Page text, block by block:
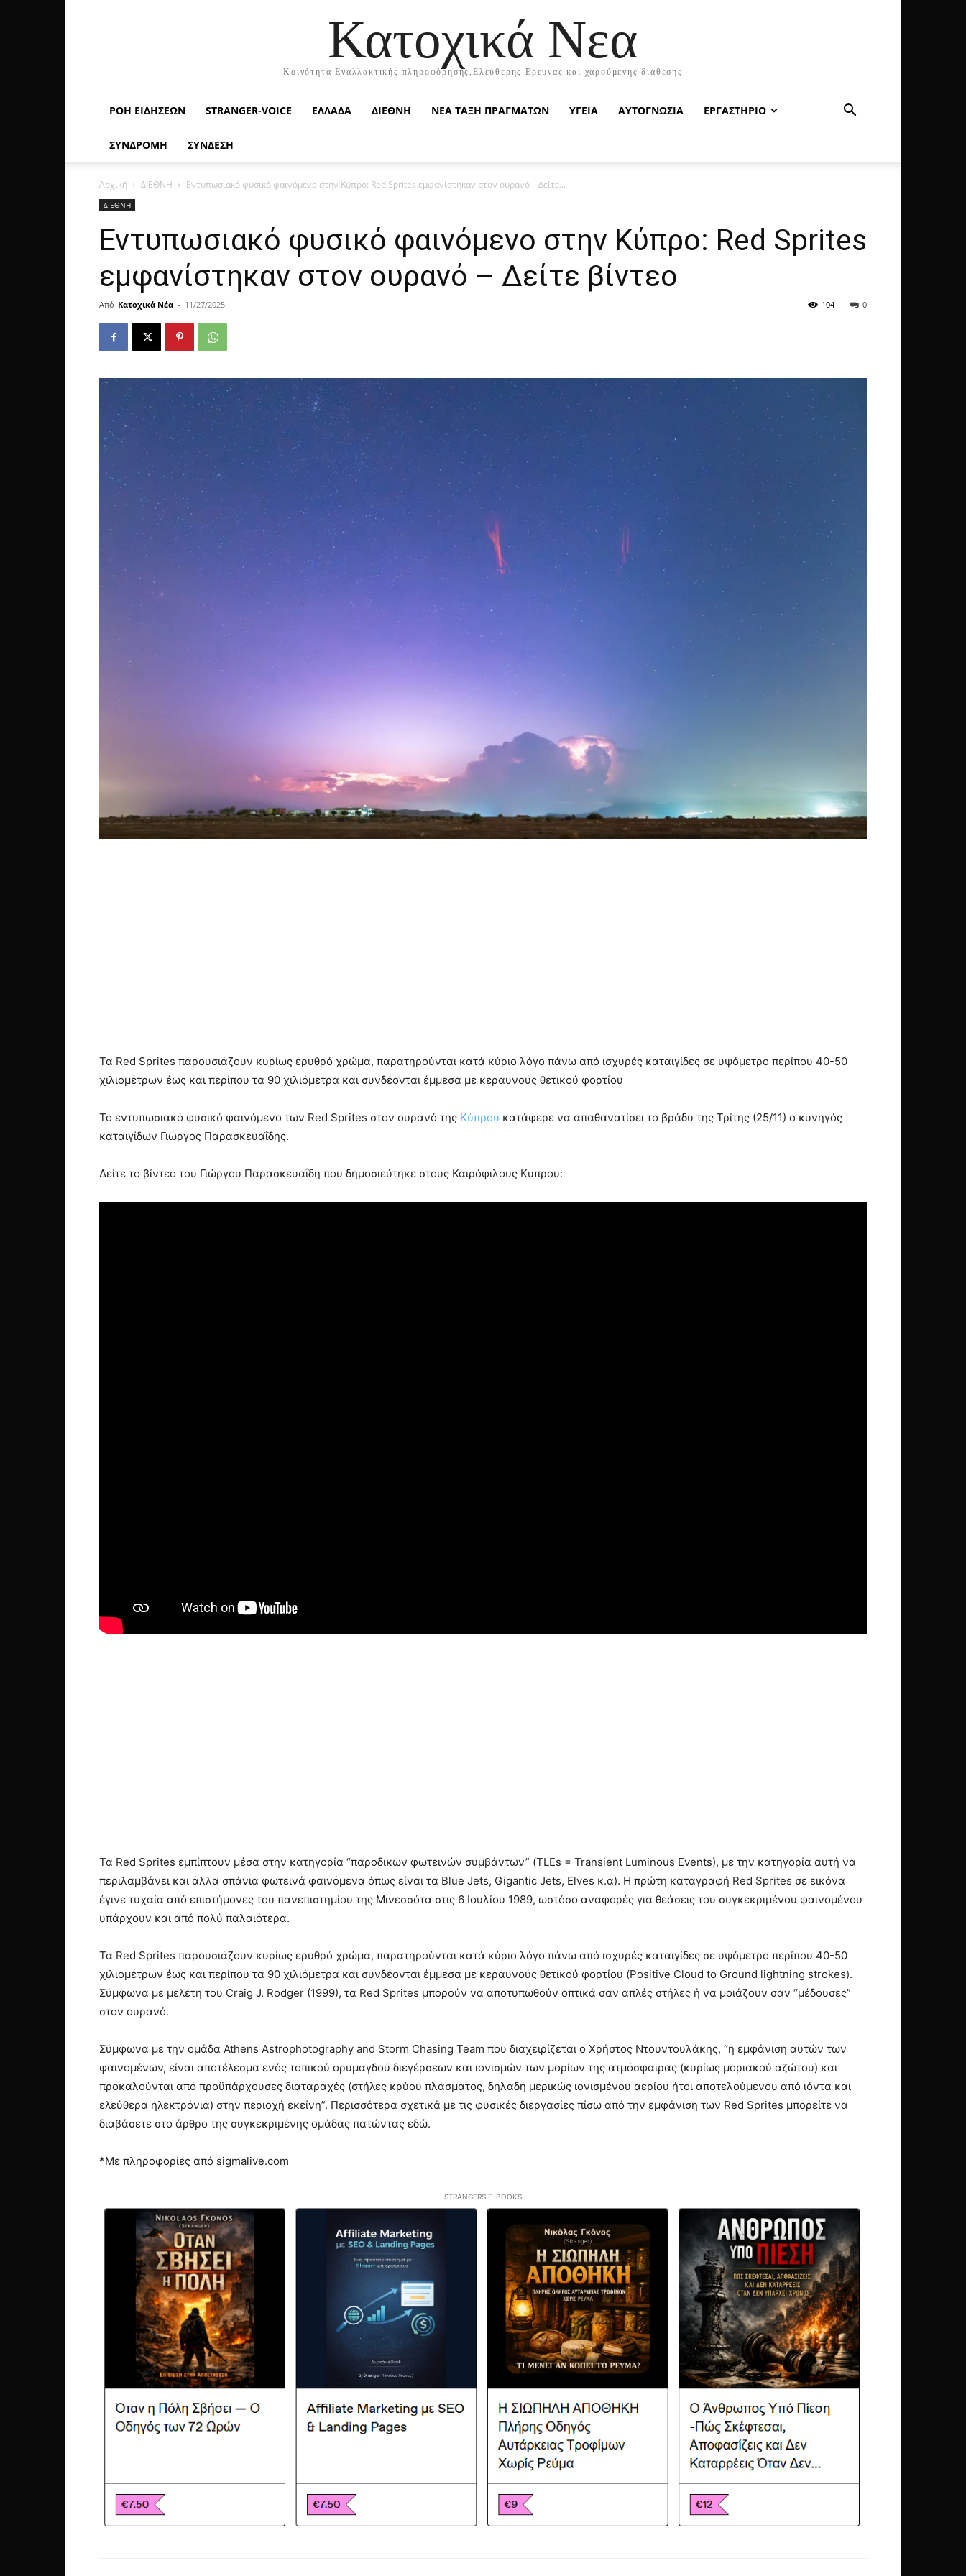
Κατοχικά Νεα
Κοινότητα Εναλλακτικής πληροφόρησης,Ελεύθερης Ερευνας και χαρούμενης διάθεσης
ΡΟΉ ΕΙΔΉΣΕΩΝ STRANGER-VOICE ΕΛΛΑΔΑ ΔΙΕΘΝΗ ΝΕΑ ΤΑΞΗ ΠΡΑΓΜΑΤΩΝ ΥΓΕΙΑ ΑΥΤΟΓΝΩΣΙΑ ΕΡΓΑΣΤΗΡΙΟ
ΣΥΝΔΡΟΜΗ ΣΥΝΔΕΣΗ
Αρχική ΔΙΕΘΝΗ Εντυπωσιακό φυσικό φαινόμενο στην Κύπρο: Red Sprites εμφανίστηκαν στον ουρανό – Δείτε...
ΔΙΕΘΝΗ
Εντυπωσιακό φυσικό φαινόμενο στην Κύπρο: Red Sprites
εμφανίστηκαν στον ουρανό – Δείτε βίντεο
Από Κατοχικά Νέα - 11/27/2025 0
104
Τα Red Sprites παρουσιάζουν κυρίως ερυθρό χρώμα, παρατηρούνται κατά κύριο λόγο πάνω από ισχυρές καταιγίδες σε υψόμετρο περίπου 40-50
χιλιομέτρων έως και περίπου τα 90 χιλιόμετρα και συνδέονται έμμεσα με κεραυνούς θετικού φορτίου
Το εντυπωσιακό φυσικό φαινόμενο των Red Sprites στον ουρανό της Κύπρου κατάφερε να απαθανατίσει το βράδυ της Τρίτης (25/11) ο κυνηγός
καταιγίδων Γιώργος Παρασκευαΐδης.
Δείτε το βίντεο του Γιώργου Παρασκευαΐδη που δημοσιεύτηκε στους Καιρόφιλους Κυπρου:
Τα Red Sprites εμπίπτουν μέσα στην κατηγορία “παροδικών φωτεινών συμβάντων” (TLEs = Transient Luminous Events), με την κατηγορία αυτή να
περιλαμβάνει και άλλα σπάνια φωτεινά φαινόμενα όπως είναι τα Blue Jets, Gigantic Jets, Elves κ.α). Η πρώτη καταγραφή Red Sprites σε εικόνα
έγινε τυχαία από επιστήμονες του πανεπιστημίου της Μινεσσότα στις 6 Ιουλίου 1989, ωστόσο αναφορές για θεάσεις του συγκεκριμένου φαινομένου
υπάρχουν και από πολύ παλαιότερα.
Τα Red Sprites παρουσιάζουν κυρίως ερυθρό χρώμα, παρατηρούνται κατά κύριο λόγο πάνω από ισχυρές καταιγίδες σε υψόμετρο περίπου 40-50
χιλιομέτρων έως και περίπου τα 90 χιλιόμετρα και συνδέονται έμμεσα με κεραυνούς θετικού φορτίου (Positive Cloud to Ground lightning strokes).
Σύμφωνα με μελέτη του Craig J. Rodger (1999), τα Red Sprites μπορούν να αποτυπωθούν οπτικά σαν απλές στήλες ή να μοιάζουν σαν “μέδουσες”
στον ουρανό.
Σύμφωνα με την ομάδα Athens Astrophotography and Storm Chasing Team που διαχειρίζεται ο Χρήστος Ντουντουλάκης, “η εμφάνιση αυτών των
φαινομένων, είναι αποτέλεσμα ενός τοπικού ορυμαγδού διεγέρσεων και ιονισμών των μορίων της ατμόσφαιρας (κυρίως μοριακού αζώτου) και
προκαλούνται από προϋπάρχουσες διαταραχές (στήλες κρύου πλάσματος, δηλαδή μερικώς ιονισμένου αερίου ήτοι αποτελούμενου από ιόντα και
ελεύθερα ηλεκτρόνια) στην περιοχή εκείνη”. Περισσότερα σχετικά με τις φυσικές διεργασίες πίσω από την εμφάνιση των Red Sprites μπορείτε να
διαβάσετε στο άρθρο της συγκεκριμένης ομάδας πατώντας εδώ.
*Με πληροφορίες από sigmalive.com
STRANGERS E-BOOKS